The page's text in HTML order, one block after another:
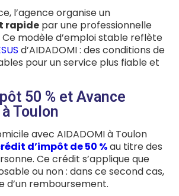
l’agence organise un
rapide par une professionnelle
Ce modèle d’emploi stable reflète
d’AIDADOMI : des conditions de
pour un service plus fiable et
50 % et Avance
Toulon
avec AIDADOMI à Toulon
d’impôt de 50 %au titre des
Ce crédit s’applique que
ou non : dans ce second cas,
d’un remboursement.